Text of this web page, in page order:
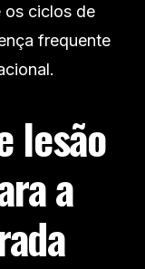
os ciclos de
frequente
lesão
a